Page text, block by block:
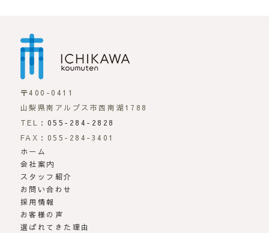
〒400-0411
山梨県南アルプス市西南湖1788
TEL： 055-284-2828
FAX：055-284-3401
ホーム
会社案内
スタッフ紹介
お問い合わせ
採用情報
お客様の声
選ばれてきた理由